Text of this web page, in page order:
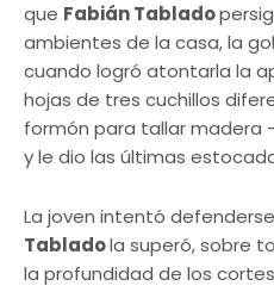
que Fabián Tablado
ambientes de la casa, la
cuando logró atontarla la
hojas de tres cuchillos
formón para tallar madera
y le dio las últimas
La joven intentó
Tabladola superó, sobre
la profundidad de los